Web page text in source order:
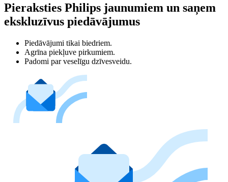
Pieraksties Philips jaunumiem un saņem
ekskluzīvus piedāvājumus
Piedāvājumi tikai biedriem.
Agrīna piekļuve pirkumiem.
Padomi par veselīgu dzīvesveidu.